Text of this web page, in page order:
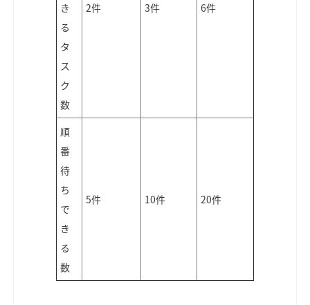
き
る
タ
ス
ク
数
2件 3件 6件
順
番
待
ち
で
き
る
数
5件 10件 20件